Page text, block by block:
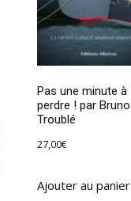
Pas une minute à
perdre ! par Bruno
Troublé
27,00€
Ajouter au panier